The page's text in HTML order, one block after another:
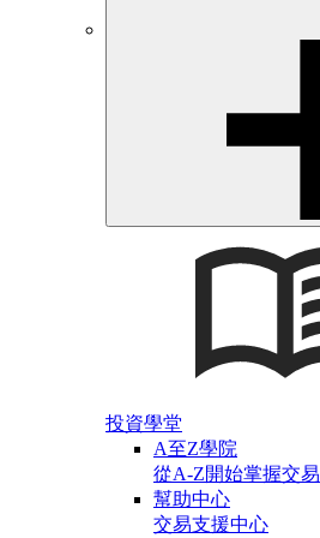
投資學堂
A至Z學院
從A-Z開始掌握交易
幫助中心
交易支援中心